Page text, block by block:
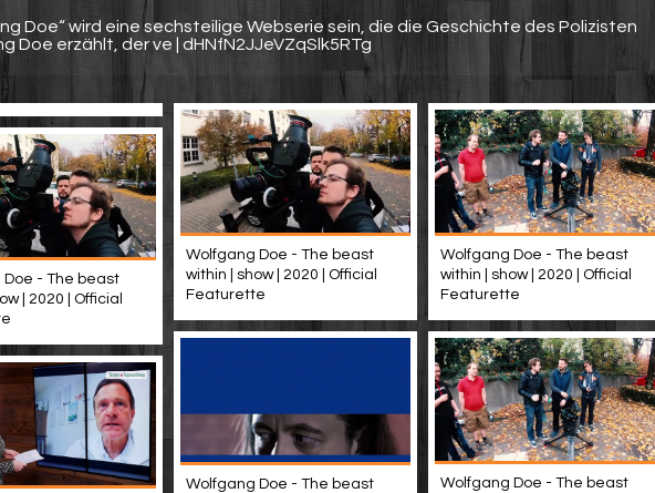
Doe“ wird eine sechsteilige Webserie sein, die die Geschichte des Polizisten
Doe erzählt, der ve | dHNfN2JJeVZqSlk5RTg
Wolfgang Doe - The beast
within | show | 2020 | Official
Featurette
Wolfgang Doe - The beast
within | show | 2020 | Official
Featurette
Doe - The beast
| 2020 | Official
Wolfgang Doe - The beast
Wolfgang Doe - The beast